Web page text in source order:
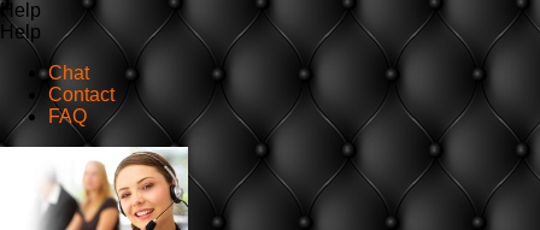
Help
Help
Chat
Contact
FAQ